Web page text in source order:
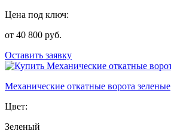
Цена под ключ:
от 40 800 руб.
Оставить заявку
Механические откатные ворота зеленые
Цвет:
Зеленый